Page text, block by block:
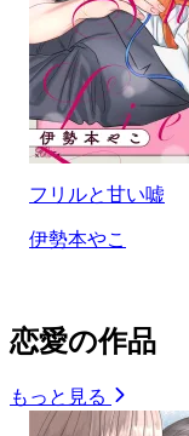
フリルと甘い嘘
伊勢本やこ
恋愛の作品
もっと見る